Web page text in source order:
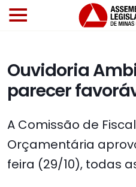
Ouvidoria
parecer
A Comissão de
Orçamentária
feira (29/10), todas